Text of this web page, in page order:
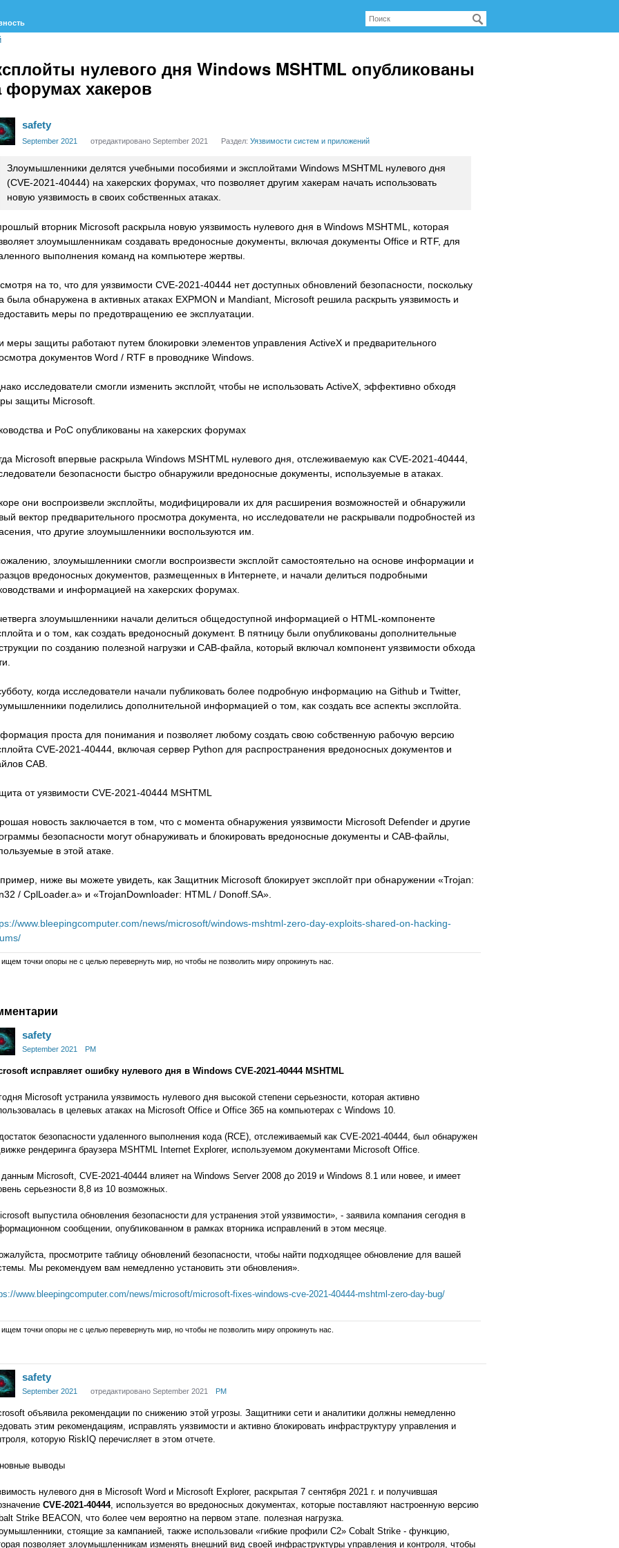
нулевого дня Windows MSHTML опубликованы
форумах хакеров
safety
September 2021 отредактировано September 2021 Раздел: Уязвимости систем и приложений
Злоумышленники делятся учебными пособиями и эксплойтами Windows MSHTML нулевого дня
(CVE-2021-40444) на хакерских форумах, что позволяет другим хакерам начать использовать
новую уязвимость в своих собственных атаках.
вторник Microsoft раскрыла новую уязвимость нулевого дня в Windows MSHTML, которая
злоумышленникам создавать вредоносные документы, включая документы Office и RTF, для
выполнения команд на компьютере жертвы.
на то, что для уязвимости CVE-2021-40444 нет доступных обновлений безопасности, поскольку
была обнаружена в активных атаках EXPMON и Mandiant, Microsoft решила раскрыть уязвимость и
меры по предотвращению ее эксплуатации.
меры защиты работают путем блокировки элементов управления ActiveX и предварительного
документов Word / RTF в проводнике Windows.
исследователи смогли изменить эксплойт, чтобы не использовать ActiveX, эффективно обходя
защиты Microsoft.
и PoC опубликованы на хакерских форумах
Microsoft впервые раскрыла Windows MSHTML нулевого дня, отслеживаемую как CVE-2021-40444,
безопасности быстро обнаружили вредоносные документы, используемые в атаках.
они воспроизвели эксплойты, модифицировали их для расширения возможностей и обнаружили
вектор предварительного просмотра документа, но исследователи не раскрывали подробностей из
что другие злоумышленники воспользуются им.
злоумышленники смогли воспроизвести эксплойт самостоятельно на основе информации и
вредоносных документов, размещенных в Интернете, и начали делиться подробными
и информацией на хакерских форумах.
злоумышленники начали делиться общедоступной информацией о HTML-компоненте
и о том, как создать вредоносный документ. В пятницу были опубликованы дополнительные
по созданию полезной нагрузки и CAB-файла, который включал компонент уязвимости обхода
когда исследователи начали публиковать более подробную информацию на Github и Twitter,
поделились дополнительной информацией о том, как создать все аспекты эксплойта.
проста для понимания и позволяет любому создать свою собственную рабочую версию
CVE-2021-40444, включая сервер Python для распространения вредоносных документов и
CAB.
от уязвимости CVE-2021-40444 MSHTML
новость заключается в том, что с момента обнаружения уязвимости Microsoft Defender и другие
безопасности могут обнаруживать и блокировать вредоносные документы и CAB-файлы,
в этой атаке.
ниже вы можете увидеть, как Защитник Microsoft блокирует эксплойт при обнаружении «Trojan:
/ CplLoader.a» и «TrojanDownloader: HTML / Donoff.SA».
www.bleepingcomputer.com/news/microsoft/windows-mshtml-zero-day-exploits-shared-on-hacking-
точки опоры не с целью перевернуть мир, но чтобы не позволить миру опрокинуть нас.
safety
September 2021 PM
исправляет ошибку нулевого дня в Windows CVE-2021-40444 MSHTML
Microsoft устранила уязвимость нулевого дня высокой степени серьезности, которая активно
в целевых атаках на Microsoft Office и Office 365 на компьютерах с Windows 10.
безопасности удаленного выполнения кода (RCE), отслеживаемый как CVE-2021-40444, был обнаружен
рендеринга браузера MSHTML Internet Explorer, используемом документами Microsoft Office.
Microsoft, CVE-2021-40444 влияет на Windows Server 2008 до 2019 и Windows 8.1 или новее, и имеет
серьезности 8,8 из 10 возможных.
выпустила обновления безопасности для устранения этой уязвимости», - заявила компания сегодня в
сообщении, опубликованном в рамках вторника исправлений в этом месяце.
просмотрите таблицу обновлений безопасности, чтобы найти подходящее обновление для вашей
Мы рекомендуем вам немедленно установить эти обновления».
www.bleepingcomputer.com/news/microsoft/microsoft-fixes-windows-cve-2021-40444-mshtml-zero-day-bug/
точки опоры не с целью перевернуть мир, но чтобы не позволить миру опрокинуть нас.
safety
September 2021 отредактировано September 2021 PM
объявила рекомендации по снижению этой угрозы. Защитники сети и аналитики должны немедленно
этим рекомендациям, исправлять уязвимости и активно блокировать инфраструктуру управления и
которую RiskIQ перечисляет в этом отчете.
выводы
нулевого дня в Microsoft Word и Microsoft Explorer, раскрытая 7 сентября 2021 г. и получившая
CVE-2021-40444, используется во вредоносных документах, которые поставляют настроенную версию
Strike BEACON, что более чем вероятно на первом этапе. полезная нагрузка.
стоящие за кампанией, также использовали «гибкие профили C2» Cobalt Strike - функцию,
позволяет злоумышленникам изменять внешний вид своей инфраструктуры управления и контроля, чтобы